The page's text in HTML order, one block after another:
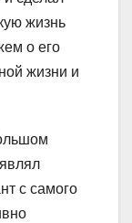
жизнь
о его
жизни и
с самого